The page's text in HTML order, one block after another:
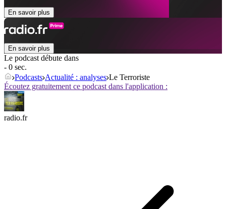
En savoir plus
En savoir plus
Le podcast débute dans
- 0 sec.
Podcasts Actualité : analyses Le Terroriste
Écoutez gratuitement ce podcast dans l'application :
radio.fr